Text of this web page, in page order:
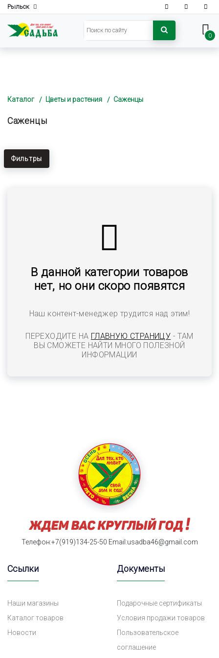
Рыльск
0
Каталог Цветы и растения Саженцы
Саженцы
Фильтры
В данной категории товаров
нет, но они скоро появятся
Наш контент-менеджер трудится над этим!
ПЕРЕХОДИТЕ НА ГЛАВНУЮ СТРАНИЦУ - ТАМ
ВЫ СМОЖЕТЕ НАЙТИ МНОГО ПОЛЕЗНОЙ
ИНФОРМАЦИИ
Телефон:+7(919)134-25-50 Email:usadba46@gmail.com
Ссылки
Наши магазины
Каталог товаров
Новости
Документы
Подарочные сертификаты
Условия продажи товаров
Пользовательское
соглашение